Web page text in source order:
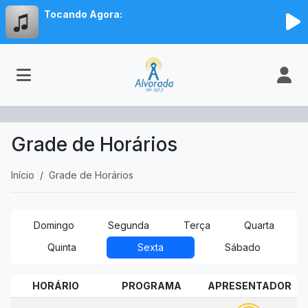
Tocando Agora:
Grade de Horários
Início Grade de Horários
Domingo Segunda Terça
Quarta
Quinta
Sexta Sábado
HORÁRIO PROGRAMA APRESENTADOR